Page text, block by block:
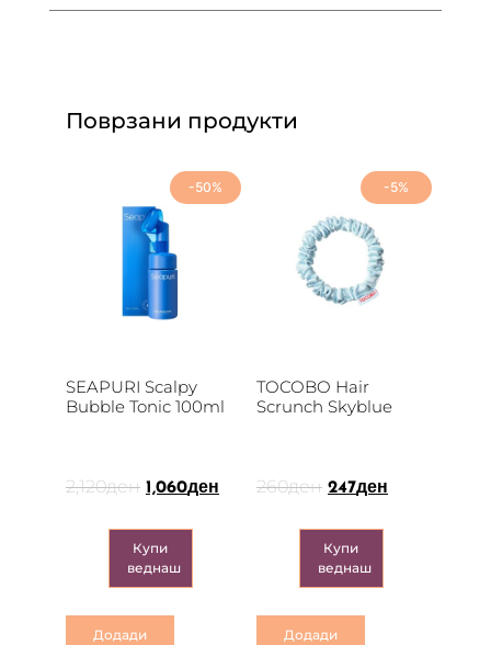
Поврзани продукти
-50%
SEAPURI Scalpy
Bubble Tonic 100ml
2,120ден 1,060ден
Купи
веднаш
Додади
-5%
TOCOBO Hair
Scrunch Skyblue
260ден 247ден
Купи
веднаш
Додади